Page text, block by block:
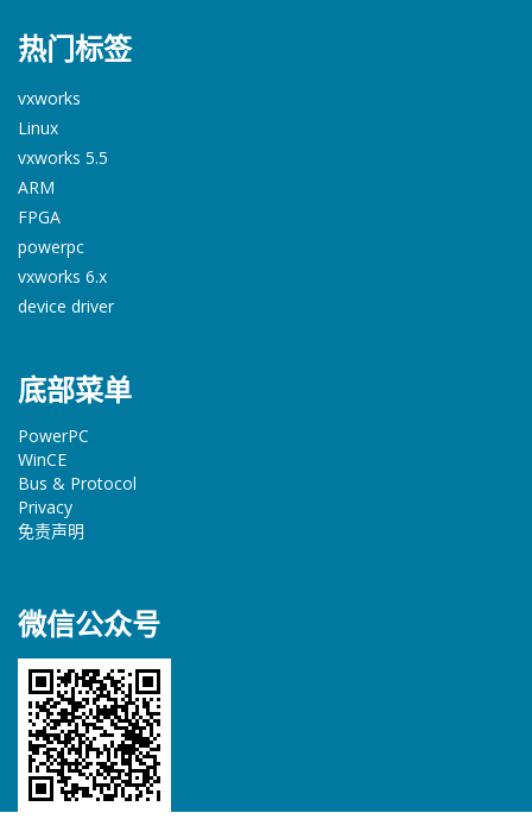
热门标签
vxworks
Linux
vxworks 5.5
ARM
FPGA
powerpc
vxworks 6.x
device driver
底部菜单
PowerPC
WinCE
Bus & Protocol
Privacy
免责声明
微信公众号